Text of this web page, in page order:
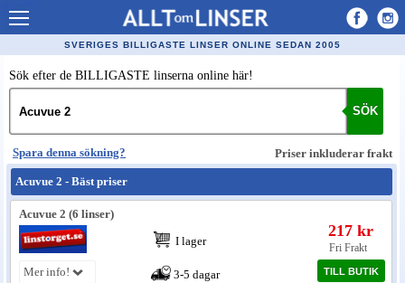
Allt om Linser
Billiga kontaktlinser
Återförsäljare linser
Populära linser
Kontaktlinstyper
Linsvätska
Optiker
SVERIGES BILLIGASTE LINSER ONLINE SEDAN 2005
Sök efter de BILLIGASTE linserna online här!
SÖK
Priser inkluderar frakt
Spara denna sökning?
Acuvue 2 - Bäst priser
Acuvue 2 (6 linser)
Mer info!
I lager
3-5 dagar
217 kr
Fri Frakt
TILL BUTIK